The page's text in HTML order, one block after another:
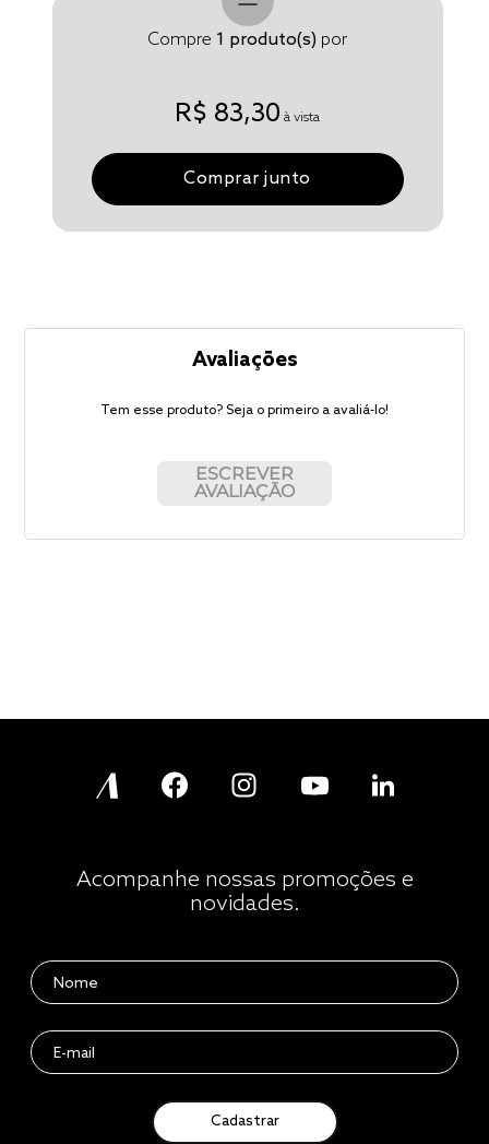
Compre 1 produto(s) por
R$ 83,30 à vista
Comprar junto
Avaliações
Tem esse produto? Seja o primeiro a avaliá-lo!
ESCREVER
AVALIAÇÃO
Acompanhe nossas promoções e
novidades.
Cadastrar